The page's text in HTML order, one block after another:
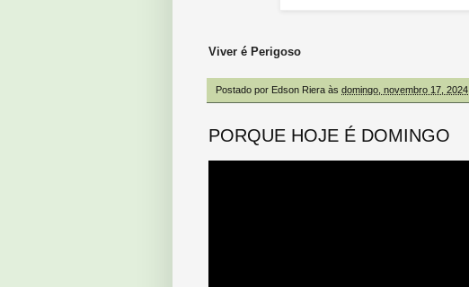
Viver é Perigoso
Postado por Edson Riera às domingo, novembro 17, 2024
PORQUE HOJE É DOMINGO